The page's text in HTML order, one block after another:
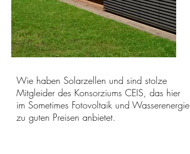
Wie haben Solarzellen und sind stolze
Mitgleider des Konsorziums CEIS, das hier
im Sometimes Fotovoltaik und Wasserenergie
zu guten Preisen anbietet.